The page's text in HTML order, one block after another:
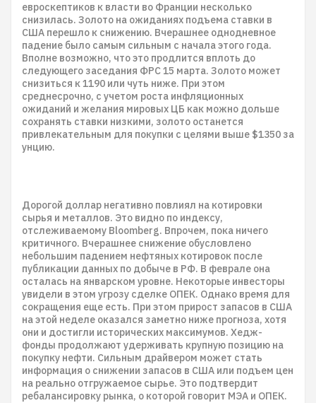
евроскептиков к власти во Франции несколько
снизилась. Золото на ожиданиях подъема ставки в
США перешло к снижению. Вчерашнее однодневное
падение было самым сильным с начала этого года.
Вполне возможно, что это продлится вплоть до
следующего заседания ФРС 15 марта. Золото может
снизиться к 1190 или чуть ниже. При этом
среднесрочно, с учетом роста инфляционных
ожиданий и желания мировых ЦБ как можно дольше
сохранять ставки низкими, золото останется
привлекательным для покупки с целями выше $1350 за
унцию.
Дорогой доллар негативно повлиял на котировки
сырья и металлов. Это видно по индексу,
отслеживаемому Bloomberg. Впрочем, пока ничего
критичного. Вчерашнее снижение обусловлено
небольшим падением нефтяных котировок после
публикации данных по добыче в РФ. В феврале она
осталась на январском уровне. Некоторые инвесторы
увидели в этом угрозу сделке ОПЕК. Однако время для
сокращения еще есть. При этом прирост запасов в США
на этой неделе оказался заметно ниже прогноза, хотя
они и достигли исторических максимумов. Хедж-
фонды продолжают удерживать крупную позицию на
покупку нефти. Сильным драйвером может стать
информация о снижении запасов в США или подъем цен
на реально отгружаемое сырье. Это подтвердит
ребалансировку рынка, о которой говорит МЭА и ОПЕК.